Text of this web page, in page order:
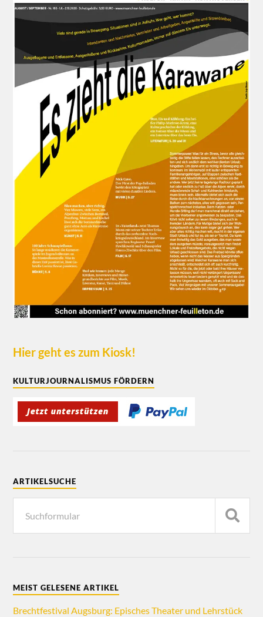
Hier geht es zum Kiosk!
KULTURJOURNALISMUS FÖRDERN
ARTIKELSUCHE
MEIST GELESENE ARTIKEL
Brechtfestival Augsburg: Episches Theater und Lehrstück